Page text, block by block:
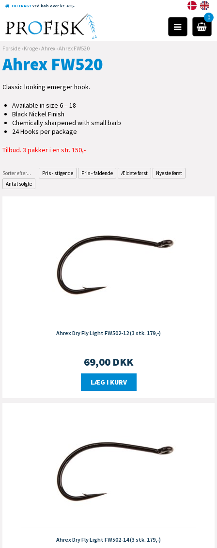
FRI FRAGT ved køb over kr. 499,-
0
Forside › Kroge ›Ahrex ›Ahrex FW520
Ahrex FW520
Classic looking emerger hook.
Available in size 6 – 18
Black Nickel Finish
Chemically sharpened with small barb
24 Hooks per package
Tilbud. 3 pakker i en str. 150,-
Sorter efter... Pris - stigende Pris - faldende Ældste først
Nyeste først
Antal solgte
Ahrex Dry Fly Light FW502-12 (3 stk. 179,-)
69,00 DKK
LÆG I KURV
Ahrex Dry Fly Light FW502-14 (3 stk. 179,-)